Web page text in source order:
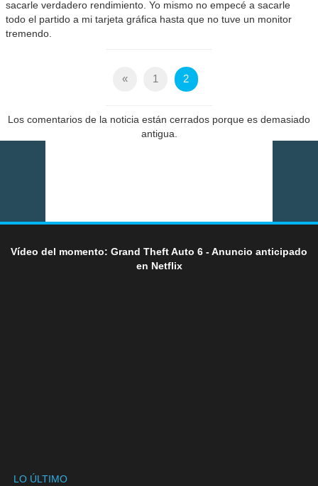
sacarle verdadero rendimiento. Yo mismo no empecé a sacarle
todo el partido a mi tarjeta gráfica hasta que no tuve un monitor
tremendo.
« 1 2
Los comentarios de la noticia están cerrados porque es demasiado
antigua.
Vídeo del momento: Grand Theft Auto 6 - Anuncio anticipado
en Netflix
LO ÚLTIMO